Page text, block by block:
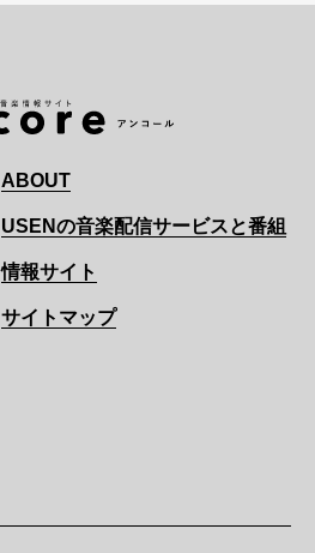
ABOUT
USENの音楽配信サービスと番組
情報サイト
サイトマップ